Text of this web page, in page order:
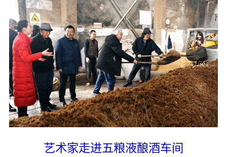
艺术家走进五粮液酿酒车间